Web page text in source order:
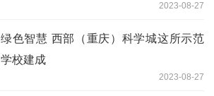
2023-08-27
绿色智慧 西部（重庆）科学城这所示范
学校建成
2023-08-27